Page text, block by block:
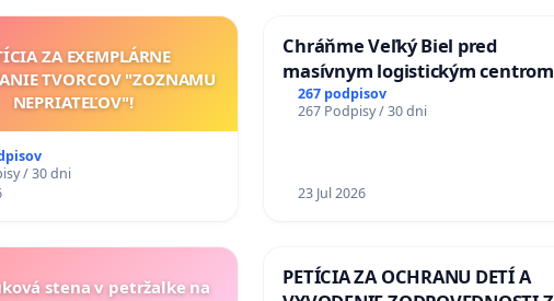
ZA EXEMPLÁRNE
TVORCOV "ZOZNAMU
NEPRIATEĽOV"!
/ 30 dni
Chráňme Veľký Biel pred
masívnym logistickým centrom
267 podpisov
267 Podpisy / 30 dni
23 Jul 2026
stena v petržalke na
PETÍCIA ZA OCHRANU DETÍ A